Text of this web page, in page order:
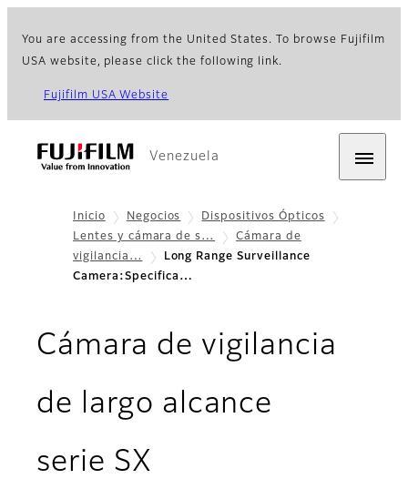
You are accessing from the United States. To browse Fujifilm
USA website, please click the following link.
Fujifilm USA Website
Venezuela
Inicio Negocios
Dispositivos Ópticos
Lentes y cámara de s…
Cámara de
vigilancia…
Long Range Surveillance
Camera:Specifica…
Cámara de vigilancia
de largo alcance
serie SX